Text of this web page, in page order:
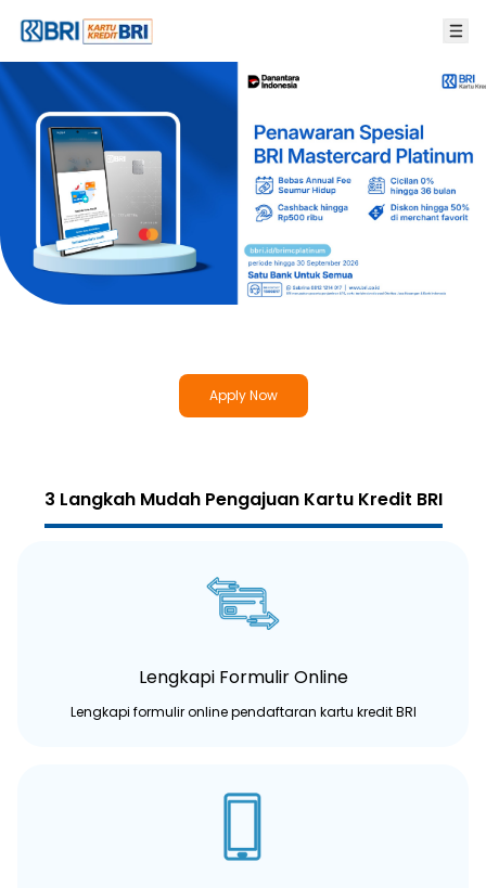
Apply Now
3 Langkah Mudah Pengajuan Kartu Kredit BRI
Lengkapi Formulir Online
Lengkapi formulir online pendaftaran kartu kredit BRI